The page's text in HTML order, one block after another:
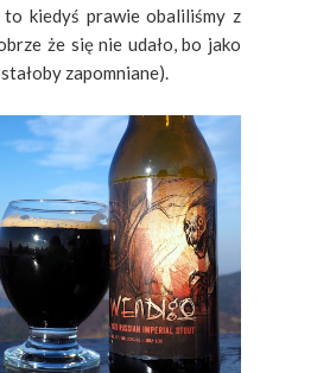
kiedyś prawie obaliliśmy z
że się nie udało, bo jako
zapomniane).